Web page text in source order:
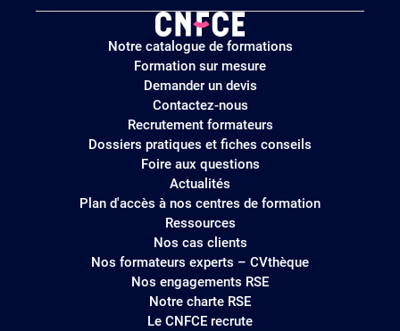
Logo
site
Notre catalogue de formations
Formation sur mesure
Demander un devis
Contactez-nous
Recrutement formateurs
Dossiers pratiques et fiches conseils
Foire aux questions
Actualités
Plan d'accès à nos centres de formation
Ressources
Nos cas clients
Nos formateurs experts – CVthèque
Nos engagements RSE
Notre charte RSE
Le CNFCE recrute